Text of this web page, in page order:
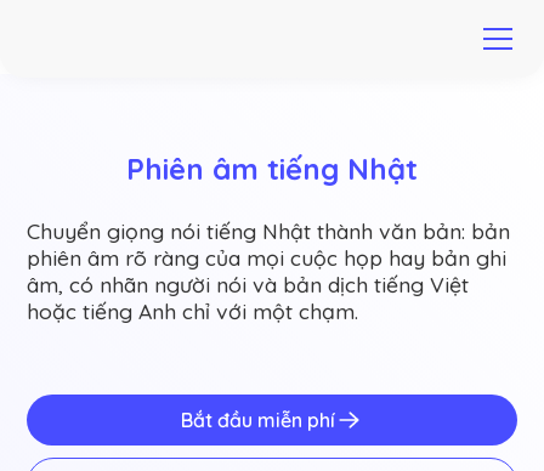
Phiên âm tiếng Nhật
Chuyển giọng nói tiếng Nhật thành văn bản: bản
phiên âm rõ ràng của mọi cuộc họp hay bản ghi
âm, có nhãn người nói và bản dịch tiếng Việt
hoặc tiếng Anh chỉ với một chạm.
Bắt đầu miễn phí